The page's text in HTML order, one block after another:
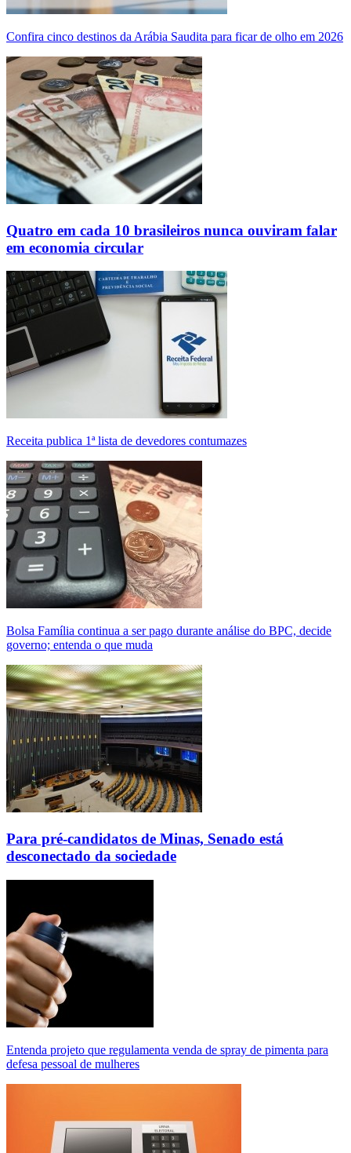
Confira cinco destinos da Arábia Saudita para ficar de olho em 2026
Quatro em cada 10 brasileiros nunca ouviram falar
em economia circular
Receita publica 1ª lista de devedores contumazes
Bolsa Família continua a ser pago durante análise do BPC, decide
governo; entenda o que muda
Para pré-candidatos de Minas, Senado está
desconectado da sociedade
Entenda projeto que regulamenta venda de spray de pimenta para
defesa pessoal de mulheres